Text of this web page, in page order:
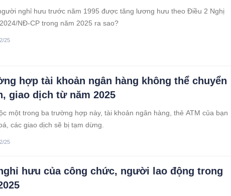
nghỉ hưu trước năm 1995 được tăng lương hưu theo Điều 2 Nghị
NĐ-CP trong năm 2025 ra sao?
25
hợp tài khoản ngân hàng không thể chuyển
giao dịch từ năm 2025
một trong ba trường hợp này, tài khoản ngân hàng, thẻ ATM của bạn
các giao dịch sẽ bị tạm dừng.
25
hưu của công chức, người lao động trong